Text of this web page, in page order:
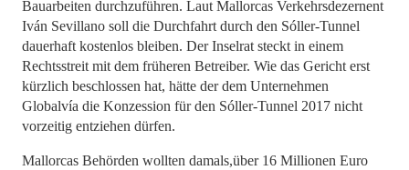
Bauarbeiten durchzuführen. Laut Mallorcas Verkehrsdezernent
Iván Sevillano soll die Durchfahrt durch den Sóller-Tunnel
dauerhaft kostenlos bleiben. Der Inselrat steckt in einem
Rechtsstreit mit dem früheren Betreiber. Wie das Gericht erst
kürzlich beschlossen hat, hätte der dem Unternehmen
Globalvía die Konzession für den Sóller-Tunnel 2017 nicht
vorzeitig entziehen dürfen.
Mallorcas Behörden wollten damals,über 16 Millionen Euro